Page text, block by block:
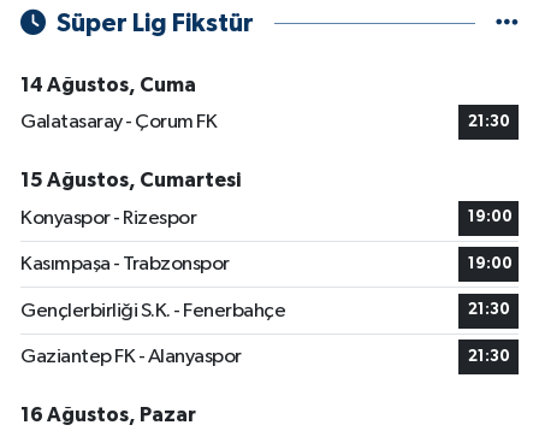
Süper Lig Fikstür
14 Ağustos, Cuma
Galatasaray - Çorum FK
21:30
15 Ağustos, Cumartesi
Konyaspor - Rizespor
19:00
Kasımpaşa - Trabzonspor 19:00
Gençlerbirliği S.K. - Fenerbahçe 21:30
Gaziantep FK - Alanyaspor 21:30
16 Ağustos, Pazar